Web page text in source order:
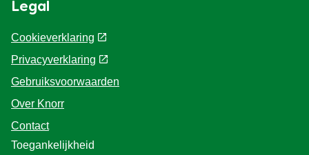
Legal
Cookieverklaring
Privacyverklaring
Cookie-instellingen
Gebruiksvoorwaarden
Over Knorr
Contact